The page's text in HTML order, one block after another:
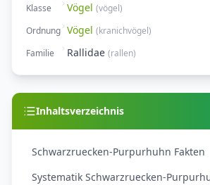
Klasse Vögel (vögel)
Ordnung Vögel (kranichvögel)
Familie
Rallidae (rallen)
Inhaltsverzeichnis
Schwarzruecken-Purpurhuhn Fakten
Systematik Schwarzruecken-